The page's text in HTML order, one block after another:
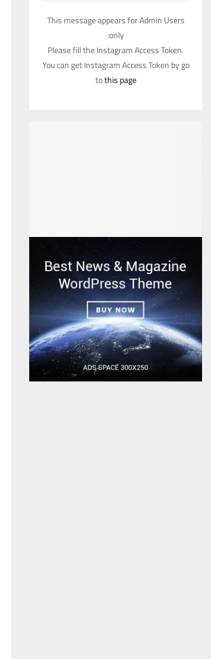
This message appears for Admin Users
only:
Please fill the Instagram Access Token.
You can get Instagram Access Token by go
tothis page